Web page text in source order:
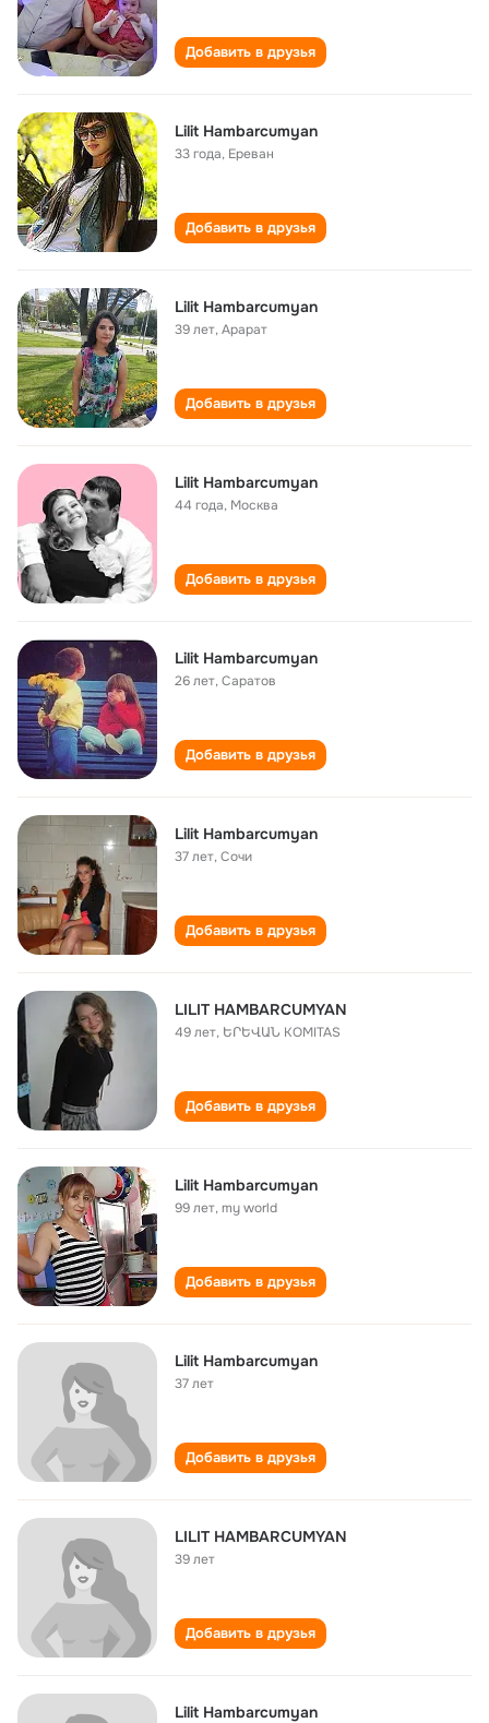
Добавить в друзья
Lilit Hambarcumyan
33 года, Ереван
Добавить в друзья
Lilit Hambarcumyan
39 лет,Арарат
Добавить в друзья
Lilit Hambarcumyan
44 года, Москва
Добавить в друзья
Lilit Hambarcumyan
26 лет,Саратов
Добавить в друзья
Lilit Hambarcumyan
37 лет,Сочи
Добавить в друзья
LILIT HAMBARCUMYAN
49 лет, ԵՐԵՎԱՆ KOMITAS
Добавить в друзья
Lilit Hambarcumyan
99 лет,my world
Добавить в друзья
Lilit Hambarcumyan
37 лет
Добавить в друзья
LILIT HAMBARCUMYAN
39 лет
Добавить в друзья
Lilit Hambarcumyan